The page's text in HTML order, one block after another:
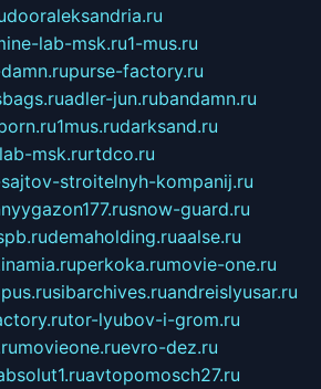
dooraleksandria.ru
lab-msk.ru1-mus.ru
purse-factory.ru
adler-jun.rubandamn.ru
1mus.rudarksand.ru
msk.rurtdco.ru
stroitelnyh-kompanij.ru
snow-guard.ru
demaholding.ruaalse.ru
perkoka.rumovie-one.ru
sibarchives.ruandreislyusar.ru
tor-lyubov-i-grom.ru
movieone.ruevro-dez.ru
avtopomosch27.ru